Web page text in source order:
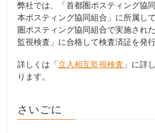
弊社では、「首都圏ポスティング協
本ポスティング協同組合」に所属し
圏ポスティング協同組合で実施され
監視検査」に合格して検査済証を発
詳しくは「 立入相互監視検査 」に詳
ります。
さいごに